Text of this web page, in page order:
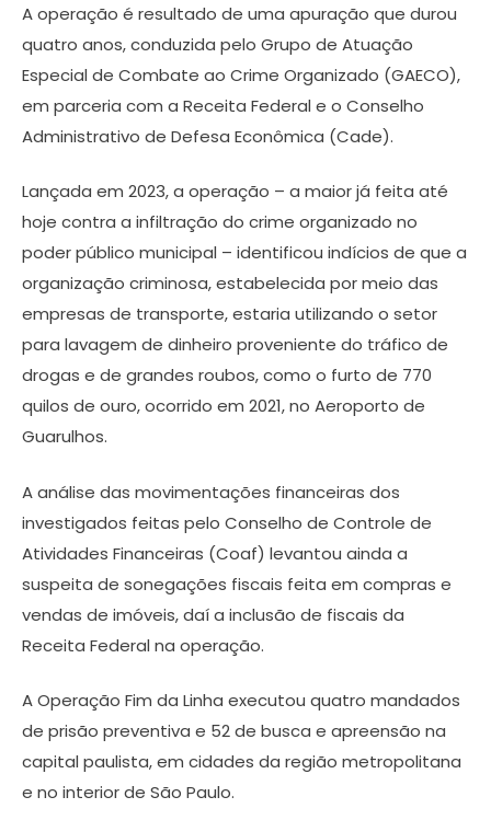
A operação é resultado de uma apuração que durou
quatro anos, conduzida pelo Grupo de Atuação
Especial de Combate ao Crime Organizado (GAECO),
em parceria com a Receita Federal e o Conselho
Administrativo de Defesa Econômica (Cade).
Lançada em 2023, a operação – a maior já feita até
hoje contra a infiltração do crime organizado no
poder público municipal – identificou indícios de que a
organização criminosa, estabelecida por meio das
empresas de transporte, estaria utilizando o setor
para lavagem de dinheiro proveniente do tráfico de
drogas e de grandes roubos, como o furto de 770
quilos de ouro, ocorrido em 2021, no Aeroporto de
Guarulhos.
A análise das movimentações financeiras dos
investigados feitas pelo Conselho de Controle de
Atividades Financeiras (Coaf) levantou ainda a
suspeita de sonegações fiscais feita em compras e
vendas de imóveis, daí a inclusão de fiscais da
Receita Federal na operação.
A Operação Fim da Linha executou quatro mandados
de prisão preventiva e 52 de busca e apreensão na
capital paulista, em cidades da região metropolitana
e no interior de São Paulo.